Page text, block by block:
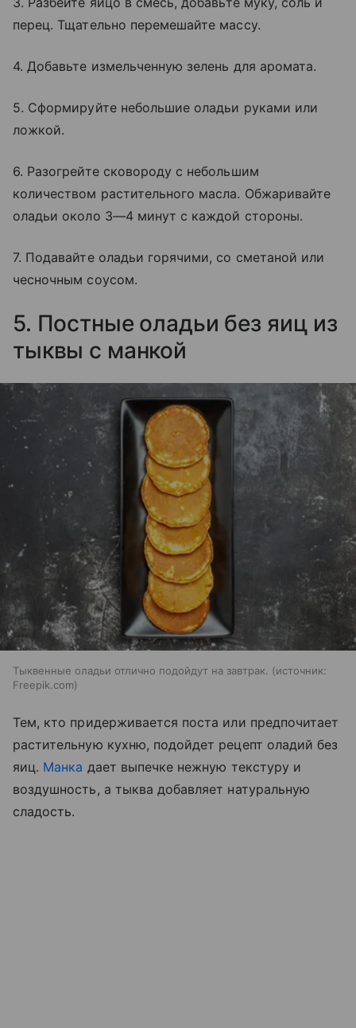
перец. Тщательно перемешайте массу.
4. Добавьте измельченную зелень для аромата.
5. Сформируйте небольшие оладьи руками или
ложкой.
6. Разогрейте сковороду с небольшим
количеством растительного масла. Обжаривайте
оладьи около 3—4 минут с каждой стороны.
7. Подавайте оладьи горячими, со сметаной или
чесночным соусом.
5. Постные оладьи без яиц из
тыквы с манкой
Тыквенные оладьи отлично подойдут на завтрак.
источник:
Freepik.com
Тем, кто придерживается поста или предпочитает
растительную кухню, подойдет рецепт оладий без
яиц. Манка дает выпечке нежную текстуру и
воздушность, а тыква добавляет натуральную
сладость.